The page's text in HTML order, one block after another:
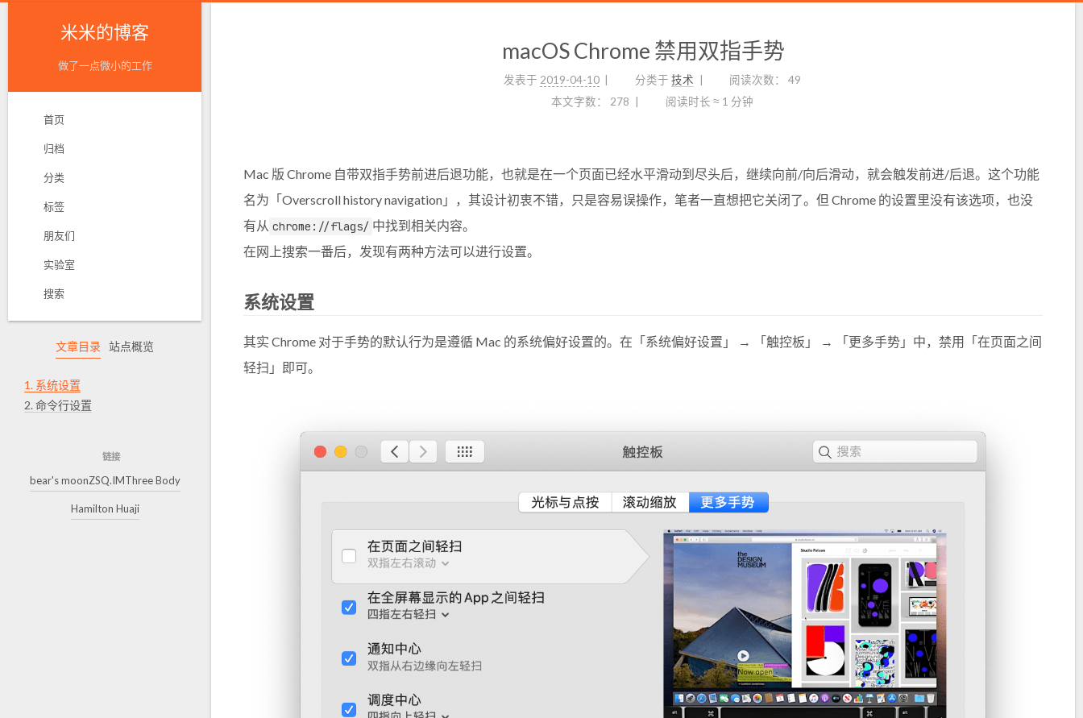
米米的博客
做了一点微小的工作
首页
归档
分类
标签
朋友们
实验室
搜索
文章目录 站点概览
1. 系统设置
2. 命令行设置
链接
bear's moonZSQ.IMThree Body
Hamilton Huaji
macOS Chrome 禁用双指手势
发表于 2019-04-10 分类于 技术 阅读次数：
49
本文字数：
278 阅读时长 ≈ 1 分钟
Mac 版 Chrome 自带双指手势前进后退功能，也就是在一个页面已经水平滑动到尽头后，继续向前/向后滑动，就会触发前进/后退。这个功能
名为「Overscroll history navigation」，其设计初衷不错，只是容易误操作，笔者一直想把它关闭了。但 Chrome 的设置里没有该选项，也没
有从 chrome://flags/ 中找到相关内容。
在网上搜索一番后，发现有两种方法可以进行设置。
系统设置
其实 Chrome 对于手势的默认行为是遵循 Mac 的系统偏好设置的。在「系统偏好设置」 → 「触控板」 → 「更多手势」中，禁用「在页面之间
轻扫」即可。